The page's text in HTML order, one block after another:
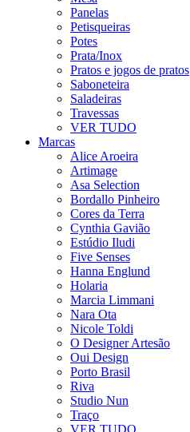
Panelas
Petisqueiras
Potes
Prata/Inox
Pratos e jogos de pratos
Saboneteira
Saladeiras
Travessas
VER TUDO
Marcas
Alice Aroeira
Artimage
Asa Selection
Bordallo Pinheiro
Cores da Terra
Cynthia Gavião
Estúdio Iludi
Five Senses
Hanna Englund
Holaria
Marcia Limmani
Nara Ota
Nicole Toldi
O Designer Artesão
Oui Design
Porto Brasil
Riva
Studio Nun
Traço